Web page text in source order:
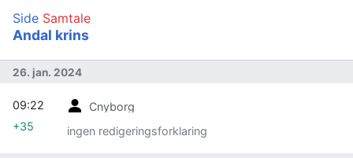
Side Samtale
Andal krins
26. jan. 2024
Cnyborg
ingen redigeringsforklaring
09:22
+35